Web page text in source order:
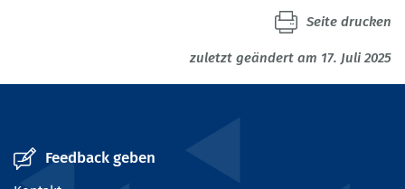
zuletzt geändert am 17. Juli 2025
Seite drucken
Feedback geben